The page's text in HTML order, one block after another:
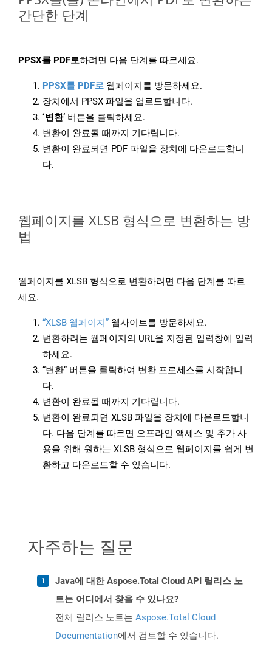
간단한 단계
PPSX를 PDF로하려면 다음 단계를 따르세요.
PPSX를 PDF로 웹페이지를 방문하세요.
장치에서 PPSX 파일을 업로드합니다.
‘변환’ 버튼을 클릭하세요.
변환이 완료될 때까지 기다립니다.
변환이 완료되면 PDF 파일을 장치에 다운로드합니
다.
웹페이지를 XLSB 형식으로 변환하는 방
법
웹페이지를 XLSB 형식으로 변환하려면 다음 단계를 따르
세요.
“XLSB 웹페이지” 웹사이트를 방문하세요.
변환하려는 웹페이지의 URL을 지정된 입력창에 입력
하세요.
“변환” 버튼을 클릭하여 변환 프로세스를 시작합니
다.
변환이 완료될 때까지 기다립니다.
변환이 완료되면 XLSB 파일을 장치에 다운로드합니
다. 다음 단계를 따르면 오프라인 액세스 및 추가 사
용을 위해 원하는 XLSB 형식으로 웹페이지를 쉽게 변
환하고 다운로드할 수 있습니다.
자주하는 질문
Java에 대한 Aspose.Total Cloud API 릴리스 노
트는 어디에서 찾을 수 있나요?
전체 릴리스 노트는 Aspose.Total Cloud
Documentation에서 검토할 수 있습니다.